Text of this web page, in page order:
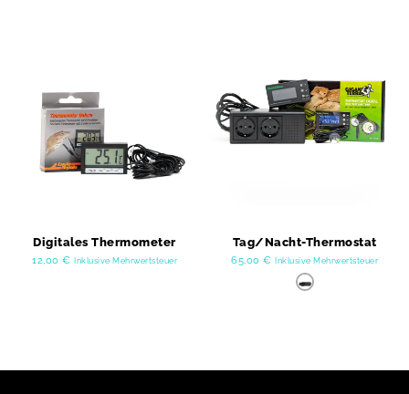
Digitales Thermometer
12,00 € Inklusive Mehrwertsteuer
Tag/Nacht-Thermostat
65,00 € Inklusive Mehrwertsteuer